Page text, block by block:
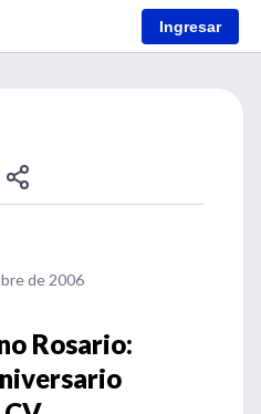
Ingresar
de 2006
Rosario: